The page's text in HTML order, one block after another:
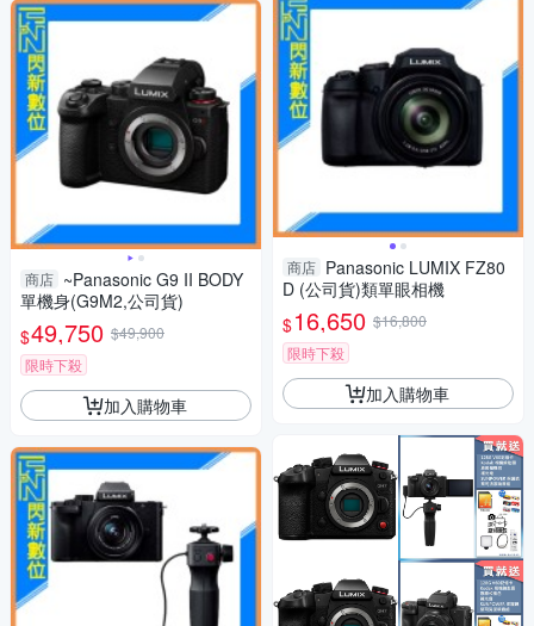
商店 ~Panasonic G9 II BODY
單機身(G9M2,公司貨)
$49,750 $49,900
限時下殺
加入購物車
商店 Panasonic LUMIX FZ80
D (公司貨)類單眼相機
$16,650 $16,800
限時下殺
加入購物車